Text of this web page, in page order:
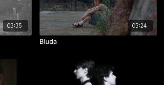
03:35 05:24
Bluda